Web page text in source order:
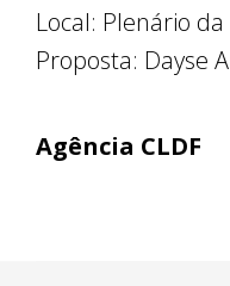
Local: Plenário da
Proposta: Dayse
Agência CLDF